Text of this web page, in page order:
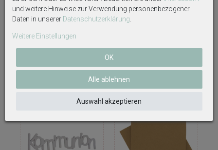
Servietten Tischdeko Silber
Konfirmation Hochzeit 40x40
cm 20 Stück
Goldhochzeit Kommunion
und weitere Hinweise zur Verwendung personenbezogener
Daten in unserer Daten­schutz­erklärung.
Weitere Einstellungen
OK
Alle ablehnen
Auswahl akzeptieren